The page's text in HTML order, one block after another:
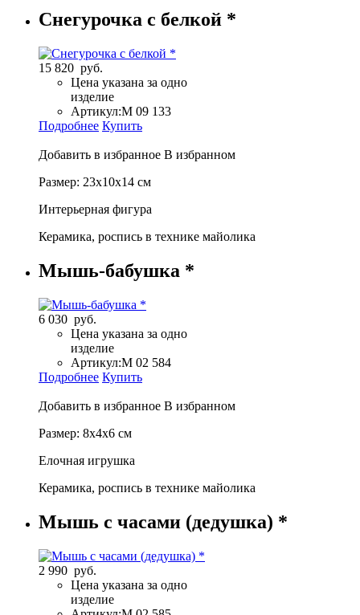
Снегурочка с белкой *
15 820 руб.
Цена указана за одно
изделие
Артикул:М 09 133
Подробнее Купить
Добавить в избранное В избранном
Размер: 23х10х14 см
Интерьерная фигура
Керамика, роспись в технике майолика
Мышь-бабушка *
6 030 руб.
Цена указана за одно
изделие
Артикул:М 02 584
Подробнее Купить
Добавить в избранное В избранном
Размер: 8x4x6 см
Елочная игрушка
Керамика, роспись в технике майолика
Мышь с часами (дедушка) *
2 990 руб.
Цена указана за одно
изделие